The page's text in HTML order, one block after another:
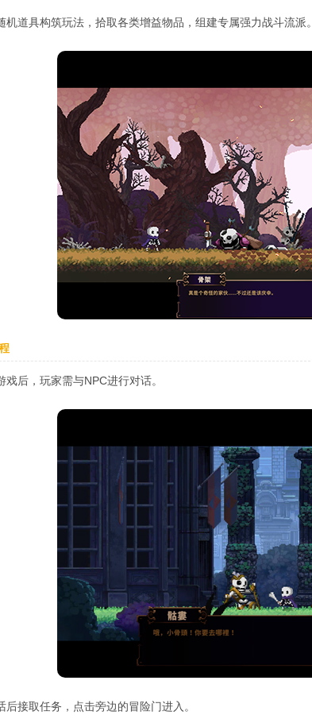
机道具构筑玩法，拾取各类增益物品，组建专属强力战斗流派。
戏后，玩家需与NPC进行对话。
后接取任务，点击旁边的冒险门进入。